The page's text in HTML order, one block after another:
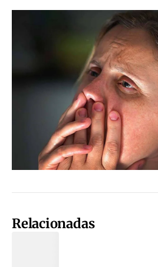
Relacionadas